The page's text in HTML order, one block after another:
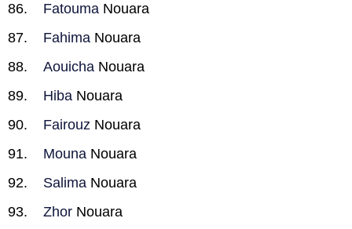
Fatouma Nouara
Fahima Nouara
Aouicha Nouara
Hiba Nouara
Fairouz Nouara
Mouna Nouara
Salima Nouara
Zhor Nouara